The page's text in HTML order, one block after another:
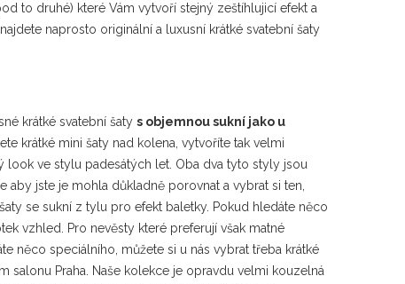
to druhé) které Vám vytvoří stejný zeštíhlujicí efekt a
naprosto originální a luxusní krátké svatební šaty
krátké svatební šaty s objemnou sukní jako u
krátké mini šaty nad kolena, vytvoříte tak velmi
look ve stylu padesátých let. Oba dva tyto styly jsou
aby jste je mohla důkladně porovnat a vybrat si ten,
se sukní z tylu pro efekt baletky. Pokud hledáte něco
vzhled. Pro nevěsty které preferují však matné
něco speciálního, můžete si u nás vybrat třeba krátké
salonu Praha. Naše kolekce je opravdu velmi kouzelná